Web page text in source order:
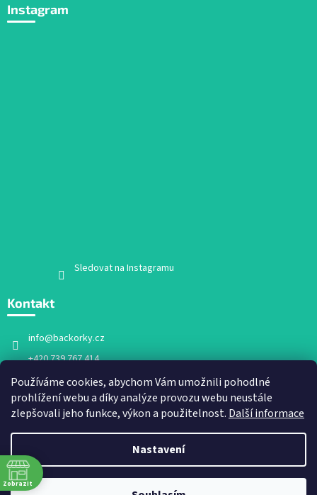
Používáme cookies, abychom Vám umožnili pohodlné
prohlížení webu a díky analýze provozu webu neustále
zlepšovali jeho funkce, výkon a použitelnost. Další informace
Nastavení
Instagram
Sledovat na Instagramu
Kontakt
info@backorky.cz
+420 739 767 414
Facebook
backorky.cz
Vytvořil Shoptet
Zobrazit